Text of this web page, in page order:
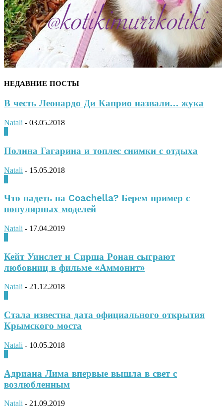
НЕДАВНИЕ ПОСТЫ
В честь Леонардо Ди Каприо назвали… жука
Natali - 03.05.2018
Полина Гагарина и топлес снимки с отдыха
Natali - 15.05.2018
Что надеть на Coachella? Берем пример с
популярных моделей
Natali - 17.04.2019
Кейт Уинслет и Сирша Ронан сыграют
любовниц в фильме «Аммонит»
Natali - 21.12.2018
Стала известна дата официального открытия
Крымского моста
Natali - 10.05.2018
Адриана Лима впервые вышла в свет с
возлюбленным
Natali - 21.09.2019